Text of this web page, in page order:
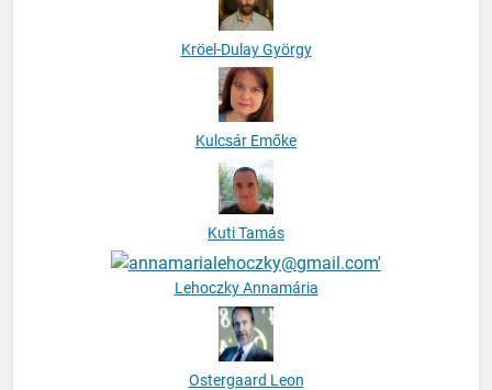
Kröel-Dulay György
Kulcsár Emőke
Kuti Tamás
Lehoczky Annamária
Ostergaard Leon